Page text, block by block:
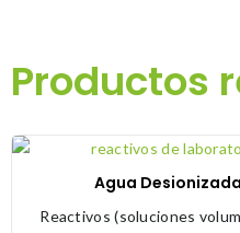
Productos
Agua Desionizada
Reactivos (soluciones